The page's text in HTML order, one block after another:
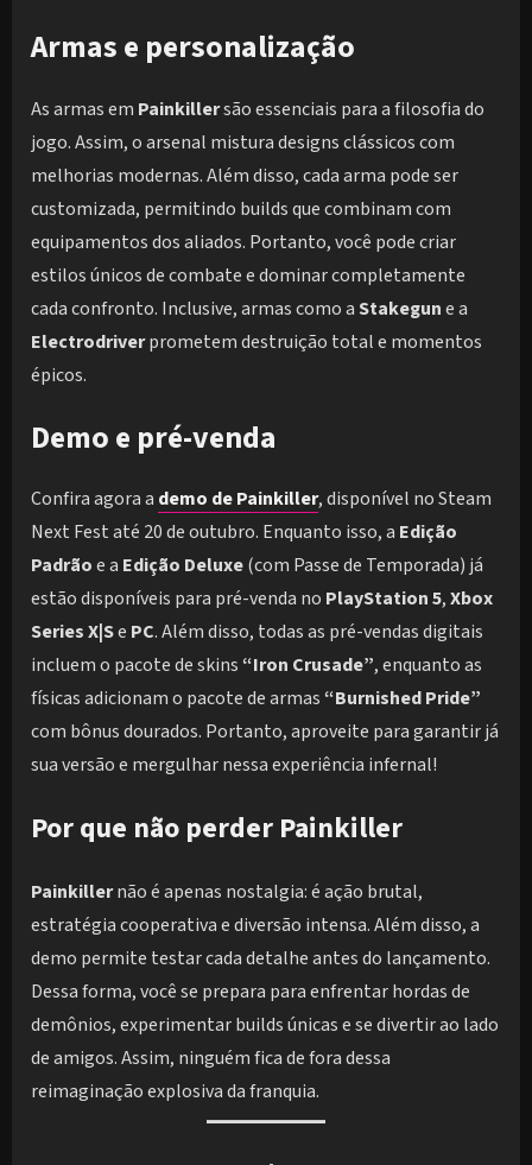
Armas e personalização
As armas em Painkillersão essenciais para a filosofia do
jogo. Assim, o arsenal mistura designs clássicos com
melhorias modernas. Além disso, cada arma pode ser
customizada, permitindo builds que combinam com
equipamentos dos aliados. Portanto, você pode criar
estilos únicos de combate e dominar completamente
cada confronto. Inclusive, armas como aStakegune a
Electrodriverprometem destruição total e momentos
épicos.
Demo e pré-venda
Confira agora a demo de Painkiller, disponível no Steam
Next Fest até 20 de outubro. Enquanto isso, a Edição
Padrãoe a Edição Deluxe(com Passe de Temporada) já
estão disponíveis para pré-venda no PlayStation 5,Xbox
Series X|Se PC. Além disso, todas as pré-vendas digitais
incluem o pacote de skins “Iron Crusade”, enquanto as
físicas adicionam o pacote de armas “Burnished Pride”
com bônus dourados. Portanto, aproveite para garantir já
sua versão e mergulhar nessa experiência infernal!
Por que não perder Painkiller
Painkillernão é apenas nostalgia: é ação brutal,
estratégia cooperativa e diversão intensa. Além disso, a
demo permite testar cada detalhe antes do lançamento.
Dessa forma, você se prepara para enfrentar hordas de
demônios, experimentar builds únicas e se divertir ao lado
de amigos. Assim, ninguém fica de fora dessa
reimaginação explosiva da franquia.